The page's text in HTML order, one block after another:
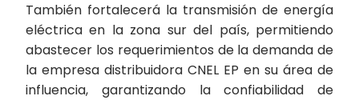
También fortalecerá la transmisión de energía
eléctrica en la zona sur del país, permitiendo
abastecer los requerimientos de la demanda de
la empresa distribuidora CNEL EP en su área de
influencia, garantizando la confiabilidad de